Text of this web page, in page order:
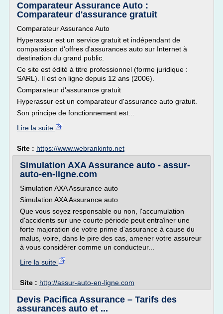
Comparateur Assurance Auto :
Comparateur d'assurance gratuit
Comparateur Assurance Auto
Hyperassur est un service gratuit et indépendant de
comparaison d'offres d'assurances auto sur Internet à
destination du grand public.
Ce site est édité à titre professionnel (forme juridique :
SARL). Il est en ligne depuis 12 ans (2006).
Comparateur d'assurance gratuit
Hyperassur est un comparateur d'assurance auto gratuit.
Son principe de fonctionnement est...
Lire la suite
Site : https://www.webrankinfo.net
Simulation AXA Assurance auto - assur-
auto-en-ligne.com
Simulation AXA Assurance auto
Simulation AXA Assurance auto
Que vous soyez responsable ou non, l'accumulation
d'accidents sur une courte période peut entraîner une
forte majoration de votre prime d'assurance à cause du
malus, voire, dans le pire des cas, amener votre assureur
à vous considérer comme un conducteur...
Lire la suite
Site : http://assur-auto-en-ligne.com
Devis Pacifica Assurance – Tarifs des
assurances auto et ...